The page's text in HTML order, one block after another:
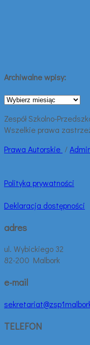
Archiwalne wpisy:
Archiwalne
Zespół Szkolno-
Wszelkie prawa
Prawa Autorskie /
Polityka prywatności
Deklaracja dostępności
adres
ul. Wybickiego 32
82-200 Malbork
e-mail
TELEFON